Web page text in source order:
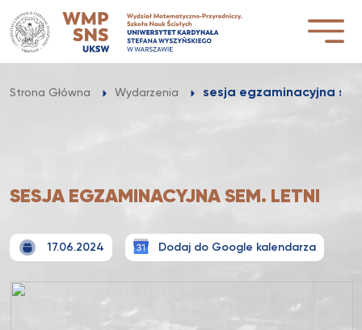
Przejdź
do
treści
Strona Główna Wydarzenia sesja egzaminacyjna
SESJA EGZAMINACYJNA SEM. LETNI
17.06.2024 Dodaj do Google kalendarza